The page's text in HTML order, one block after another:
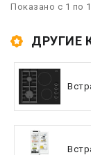
Показано с 1 по
ДРУГИЕ